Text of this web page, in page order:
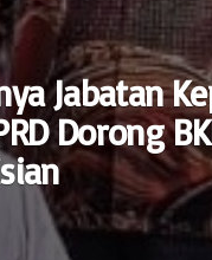
Jabatan
Dorong